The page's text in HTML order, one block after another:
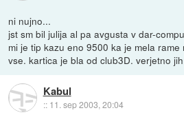
ni nujno...
jst sm bil julija al pa avgusta v dar-
mi je tip kazu eno 9500 ka je mela
vse. kartica je bla od club3D. verjetno
Kabul
:: 11. sep 2003, 20:04